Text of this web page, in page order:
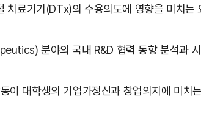
치료기기(DTx)의 수용의도에 영향을 미치는
분야의 국내 R&D 협력 동향 분석과
이 대학생의 기업가정신과 창업의지에 미